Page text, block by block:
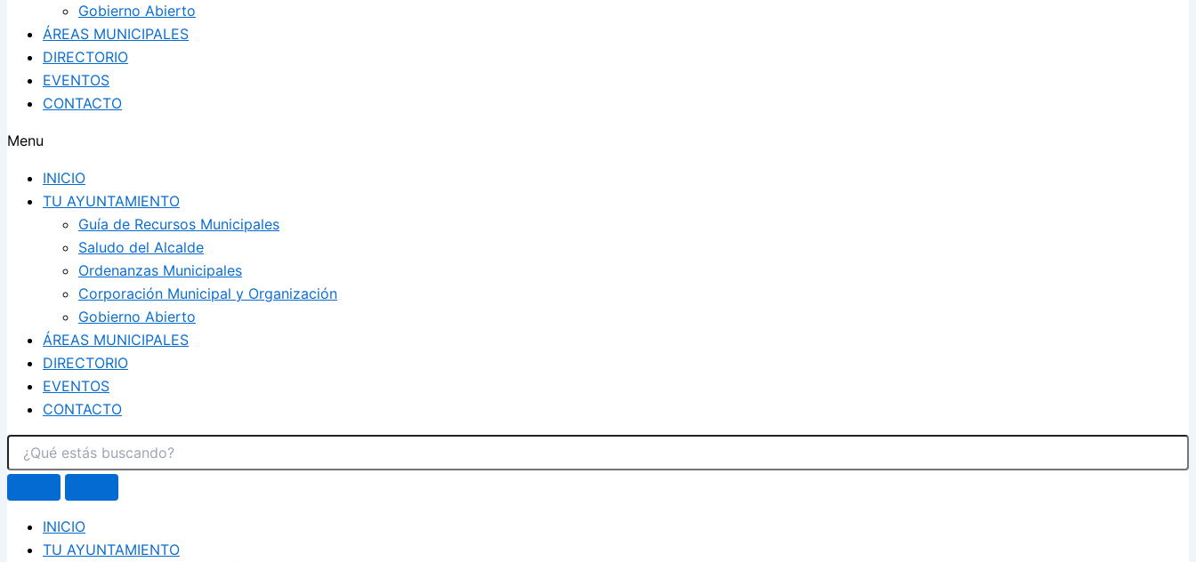
Gobierno Abierto
ÁREAS MUNICIPALES
DIRECTORIO
EVENTOS
CONTACTO
Menu
INICIO
TU AYUNTAMIENTO
Guía de Recursos Municipales
Saludo del Alcalde
Ordenanzas Municipales
Corporación Municipal y Organización
Gobierno Abierto
ÁREAS MUNICIPALES
DIRECTORIO
EVENTOS
CONTACTO
INICIO
TU AYUNTAMIENTO